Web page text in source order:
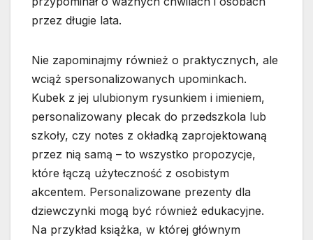
przez długie lata.
Nie zapominajmy również o praktycznych, ale
wciąż spersonalizowanych upominkach.
Kubek z jej ulubionym rysunkiem i imieniem,
personalizowany plecak do przedszkola lub
szkoły, czy notes z okładką zaprojektowaną
przez nią samą – to wszystko propozycje,
które łączą użyteczność z osobistym
akcentem. Personalizowane prezenty dla
dziewczynki mogą być również edukacyjne.
Na przykład książka, w której głównym